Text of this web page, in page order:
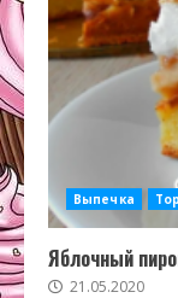
Выпечка
Яблочный
21.05.2020